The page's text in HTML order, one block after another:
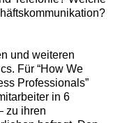
und weiteren
Für “How We
Professionals”
in 6
zu ihren